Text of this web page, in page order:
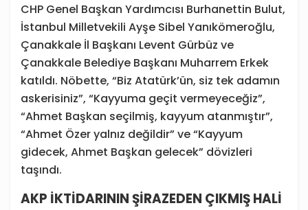
CHP Genel Başkan Yardımcısı Burhanettin Bulut,
İstanbul Milletvekili Ayşe Sibel Yanıkömeroğlu,
Çanakkale İl Başkanı Levent Gürbüz ve
Çanakkale Belediye Başkanı Muharrem Erkek
katıldı. Nöbette, “Biz Atatürk’ün, siz tek adamın
askerisiniz”, “Kayyuma geçit vermeyeceğiz”,
“Ahmet Başkan seçilmiş, kayyum atanmıştır”,
“Ahmet Özer yalnız değildir” ve “Kayyum
gidecek, Ahmet Başkan gelecek” dövizleri
taşındı.
AKP İKTİDARININ ŞİRAZEDEN ÇIKMIŞ HALİ